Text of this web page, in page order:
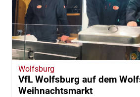
Wolfsburg
VfL Wolfsburg auf dem
Weihnachtsmarkt